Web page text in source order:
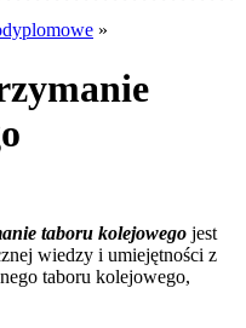
»
taboru kolejowego jest
wiedzy i umiejętności z
taboru kolejowego,